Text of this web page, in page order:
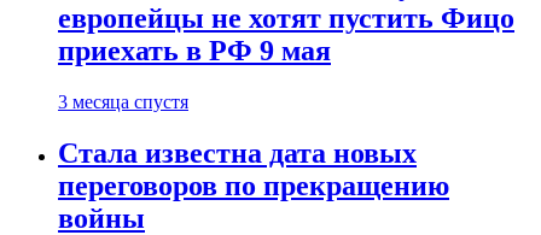
европейцы не хотят пустить Фицо
приехать в РФ 9 мая
3 месяца спустя
Стала известна дата новых
переговоров по прекращению
войны